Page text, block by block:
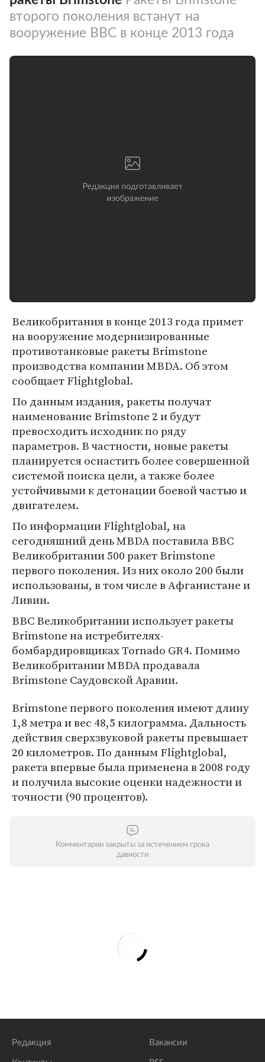
второго поколения встанут на
вооружение ВВС в конце 2013 года
Великобритания в конце 2013 года примет
на вооружение модернизированные
противотанковые ракеты Brimstone
производства компании MBDA. Об этом
сообщает Flightglobal.
По данным издания, ракеты получат
наименование Brimstone 2 и будут
превосходить исходник по ряду
параметров. В частности, новые ракеты
планируется оснастить более совершенной
системой поиска цели, а также более
устойчивыми к детонации боевой частью и
двигателем.
По информации Flightglobal, на
сегодняшний день MBDA поставила ВВС
Великобритании 500 ракет Brimstone
первого поколения. Из них около 200 были
использованы, в том числе в Афганистане и
Ливии.
ВВС Великобритании использует ракеты
Brimstone на истребителях-
бомбардировщиках Tornado GR4. Помимо
Великобритании MBDA продавала
Brimstone Саудовской Аравии.
Brimstone первого поколения имеют длину
1,8 метра и вес 48,5 килограмма. Дальность
действия сверхзвуковой ракеты превышает
20 километров. По данным Flightglobal,
ракета впервые была применена в 2008 году
и получила высокие оценки надежности и
точности (90 процентов).
Комментарии закрыты за истечением срока
давности
Редакция Вакансии